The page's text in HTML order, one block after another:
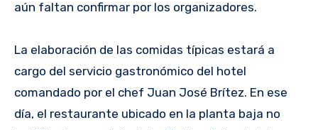
aún faltan confirmar por los organizadores.
La elaboración de las comidas típicas estará a
cargo del servicio gastronómico del hotel
comandado por el chef Juan José Brítez. En ese
día, el restaurante ubicado en la planta baja no